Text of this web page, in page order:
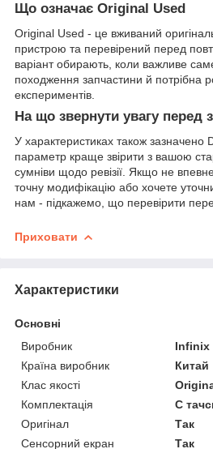
Що означає Original Used
Original Used - це вживаний
пристрою та перевірений перед
варіант обирають, коли важливе
походження запчастини й потрібна
експериментів.
На що звернути увагу перед
У характеристиках також зазначено
параметр краще звірити з вашою
сумніви щодо ревізії. Якщо не
точну модифікацію або хочете
нам - підкажемо, що перевірити
Приховати
Характеристики
Основні
Виробник
Infinix
Країна виробник
Китай
Клас якості
Комплектація
С
Оригінал
Так
Сенсорний екран
Так